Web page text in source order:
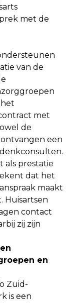
met de
van de
met
de
ontvangen een
als prestatie
dat het
maakt
Huisartsen
contact
zij zijn
en
Zuid-
is een